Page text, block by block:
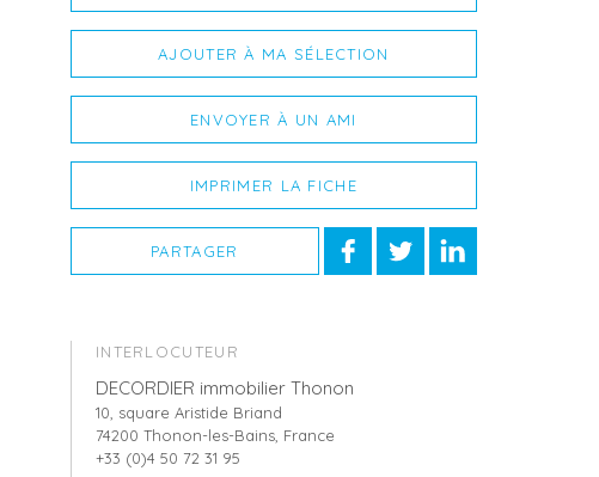
AJOUTER À MA SÉLECTION
ENVOYER À UN AMI
IMPRIMER LA FICHE
PARTAGER
INTERLOCUTEUR
DECORDIER immobilier Thonon
10, square Aristide Briand
74200 Thonon-les-Bains, France
+33 (0)4 50 72 31 95